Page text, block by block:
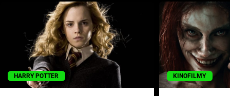
HARRY POTTER KINOFILMY